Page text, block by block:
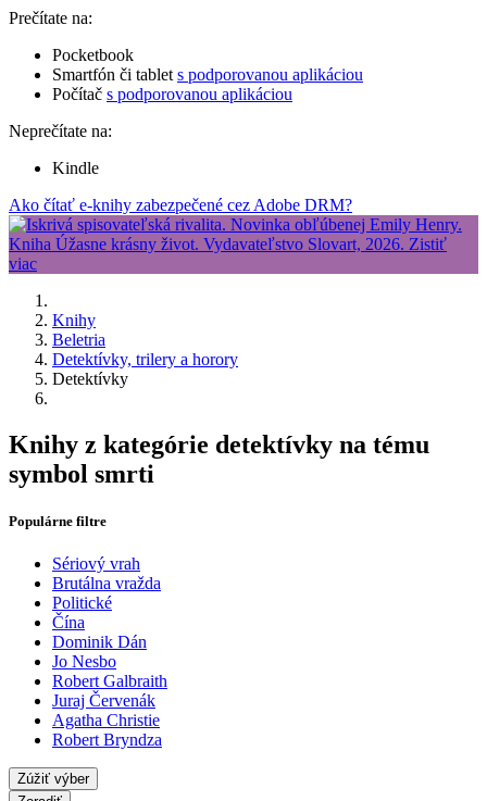
Prečítate na:
Pocketbook
Smartfón či tablet s podporovanou aplikáciou
Počítač s podporovanou aplikáciou
Neprečítate na:
Kindle
Ako čítať e-knihy zabezpečené cez Adobe DRM?
Knihy
Beletria
Detektívky, trilery a horory
Detektívky
Knihy z kategórie detektívky na tému
symbol smrti
Populárne filtre
Sériový vrah
Brutálna vražda
Politické
Čína
Dominik Dán
Jo Nesbo
Robert Galbraith
Juraj Červenák
Agatha Christie
Robert Bryndza
Zúžiť výber